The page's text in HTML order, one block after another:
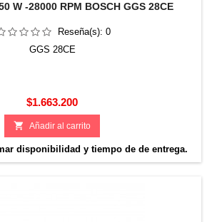
W -28000 RPM BOSCH GGS 28CE
Reseña(s): 0
GGS 28CE
Precio
$1.663.200
 Añadir al carrito
disponibilidad y tiempo de de entrega.